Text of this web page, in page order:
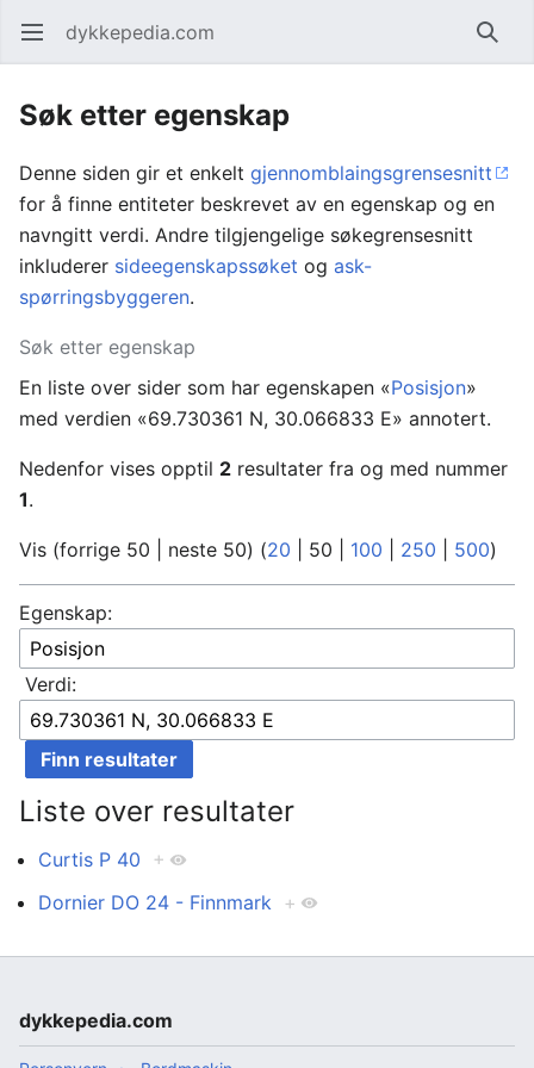
Åpne hovedmenyen dykkepedia.com Søk
Søk etter egenskap
Denne siden gir et enkelt gjennomblaingsgrensesnitt
for å finne entiteter beskrevet av en egenskap og en
navngitt verdi. Andre tilgjengelige søkegrensesnitt
inkluderer sideegenskapssøket og ask-
spørringsbyggeren.
Søk etter egenskap
En liste over sider som har egenskapen «Posisjon»
med verdien «69.730361 N, 30.066833 E» annotert.
Nedenfor vises opptil 2 resultater fra og med nummer
1.
Vis (forrige 50 neste 50) (20 50 100 250 500)
Egenskap:
Verdi:
Liste over resultater
Curtis P 40
+
Dornier DO 24 - Finnmark +
dykkepedia.com